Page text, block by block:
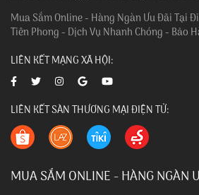
Mua Sắm Online - Hàng Ngàn Ưu Đãi Tại
Tiên Phong - Dịch Vụ Nhanh Chóng - Bảo
LIÊN KẾT MẠNG XÃ HỘI:
LIÊN KẾT SÀN THƯƠNG MẠI ĐIỆN TỬ:
MUA SẮM ONLINE - HÀNG NGÀN